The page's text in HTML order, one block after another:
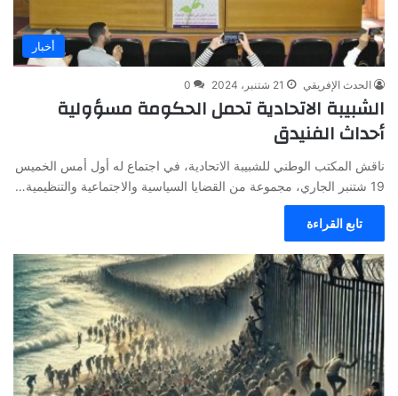
أخبار
الحدث الإفريقي 21 شتنبر، 2024 0
الشبيبة الاتحادية تحمل الحكومة مسؤولية
أحداث الفنيدق
ناقش المكتب الوطني للشبيبة الاتحادية، في اجتماع له أول أمس الخميس
19 شتنبر الجاري، مجموعة من القضايا السياسية والاجتماعية والتنظيمية…
تابع القراءة